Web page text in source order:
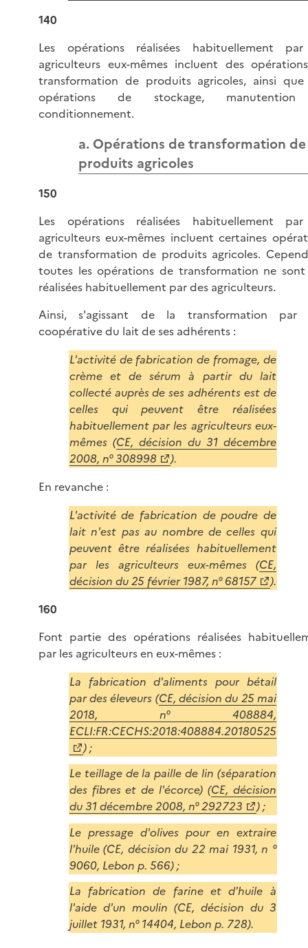
140
Les opérations réalisées habituellement
agriculteurs eux-mêmes incluent des
transformation de produits agricoles, ainsi que
opérations de stockage,
conditionnement.
a. Opérations de transformation de
produits agricoles
150
Les opérations réalisées habituellement
agriculteurs eux-mêmes incluent certaines
de transformation de produits agricoles.
toutes les opérations de transformation ne
réalisées habituellement par des agriculteurs.
Ainsi, s'agissant de la transformation par
coopérative du lait de ses adhérents :
L'activité de fabrication de fromage, de
crème et de sérum à partir du lait
collecté auprès de ses adhérents est de
celles qui peuvent être réalisées
habituellement par les agriculteurs eux-
mêmes (CE, décision du 31 décembre
2008, n° 308998
).
En revanche :
L'activité de fabrication de poudre de
lait n'est pas au nombre de celles qui
peuvent être réalisées habituellement
par les agriculteurs eux-mêmes (CE,
décision du 25 février 1987, n° 68157
).
160
Font partie des opérations réalisées
par les agriculteurs en eux-mêmes :
La fabrication d'aliments pour bétail
par des éleveurs (CE, décision du 25 mai
2018, n° 408884,
ECLI:FR:CECHS:2018:408884.20180525
) ;
Le teillage de la paille de lin (séparation
des fibres et de l'écorce) (CE, décision
du 31 décembre 2008, n° 292723
) ;
Le pressage d'olives pour en extraire
l'huile (CE, décision du 22 mai 1931, n °
9060, Lebon p. 566) ;
La fabrication de farine et d'huile à
l'aide d'un moulin (CE, décision du 3
juillet 1931, n° 14404, Lebon p. 728).